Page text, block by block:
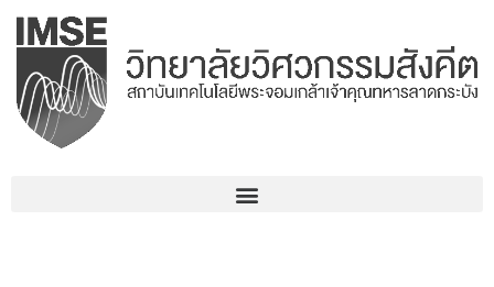
Skip
content